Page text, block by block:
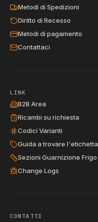
Metodi di Spedizioni
Diritto di Recesso
Metodi di pagamento
Contattaci
LINK
B2B Area
Ricambi su richiesta
Codici Varianti
Guida a trovare l'etichetta
Sezioni Guarnizione Frigo
Change Logs
CONTATTI